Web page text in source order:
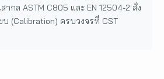
กล ASTM C805 และ EN 12504-2 สั่ง
บ (Calibration) ครบวงจรที่ CST